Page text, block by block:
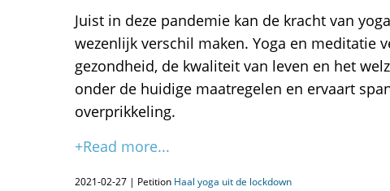
Juist in deze pandemie kan de kracht van
wezenlijk verschil maken. Yoga en meditatie
gezondheid, de kwaliteit van leven en het
onder de huidige maatregelen en ervaart
overprikkeling.
+Read more...
2021-02-27 | Petition Haal yoga uit de lockdown